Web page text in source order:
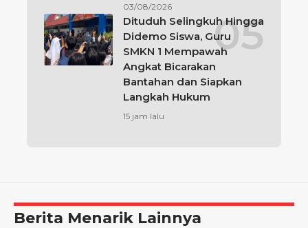
03/08/2026
Dituduh Selingkuh Hingga
Didemo Siswa, Guru
SMKN 1 Mempawah
Angkat Bicarakan
Bantahan dan Siapkan
Langkah Hukum
15 jam lalu
Berita Menarik Lainnya